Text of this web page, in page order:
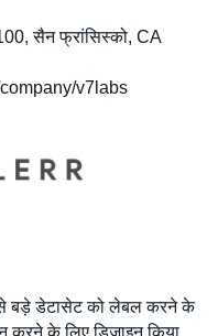
सैन फ्रांसिस्को, CA
v7labs
बड़े डेटासेट को लेबल करने के